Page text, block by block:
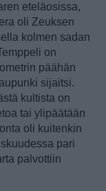
eteläosissa,
oli Zeuksen
kolmen sadan
on
päähän
sijaitsi.
kultista on
tai ylipäätään
oli kuitenkin
pari
palvottiin